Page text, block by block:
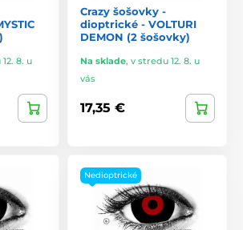
8. u
Crazy šošovky -
dioptrické - VOLTURI
DEMON (2 šošovky)
Na sklade, v stredu 12. 8. u
vás
17,35 €
Nedioptrické